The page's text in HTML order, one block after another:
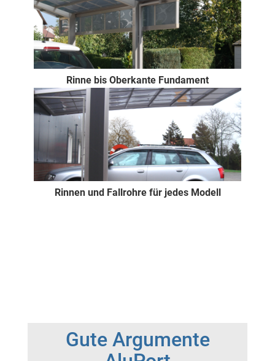
Rinne bis Oberkante Fundament
Rinnen und Fallrohre für jedes Modell
Gute Argumente